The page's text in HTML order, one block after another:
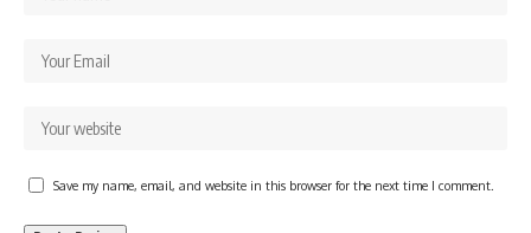
Save my name, email, and website in this browser for the next time I comment.